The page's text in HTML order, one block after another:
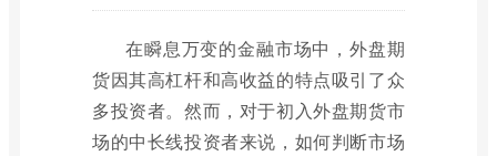
在瞬息万变的金融市场中，外盘期
货因其高杠杆和高收益的特点吸引了众
多投资者。然而，对于初入外盘期货市
场的中长线投资者来说，如何判断市场